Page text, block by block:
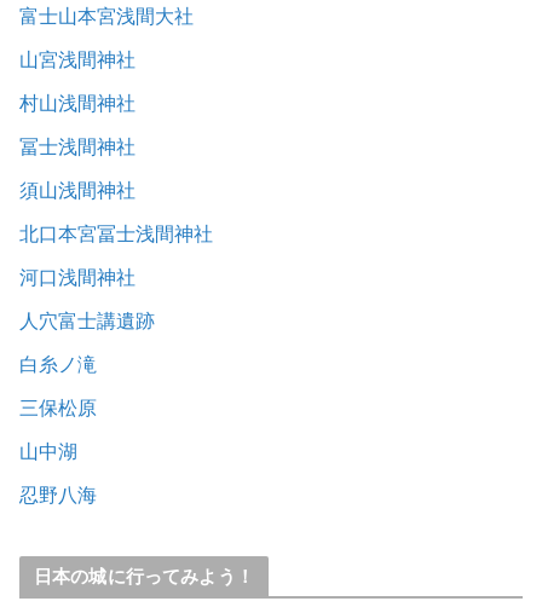
富士山本宮浅間大社
山宮浅間神社
村山浅間神社
冨士浅間神社
須山浅間神社
北口本宮冨士浅間神社
河口浅間神社
人穴富士講遺跡
白糸ノ滝
三保松原
山中湖
忍野八海
日本の城に行ってみよう！